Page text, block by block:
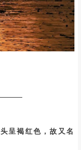
呈褐红色，故又名